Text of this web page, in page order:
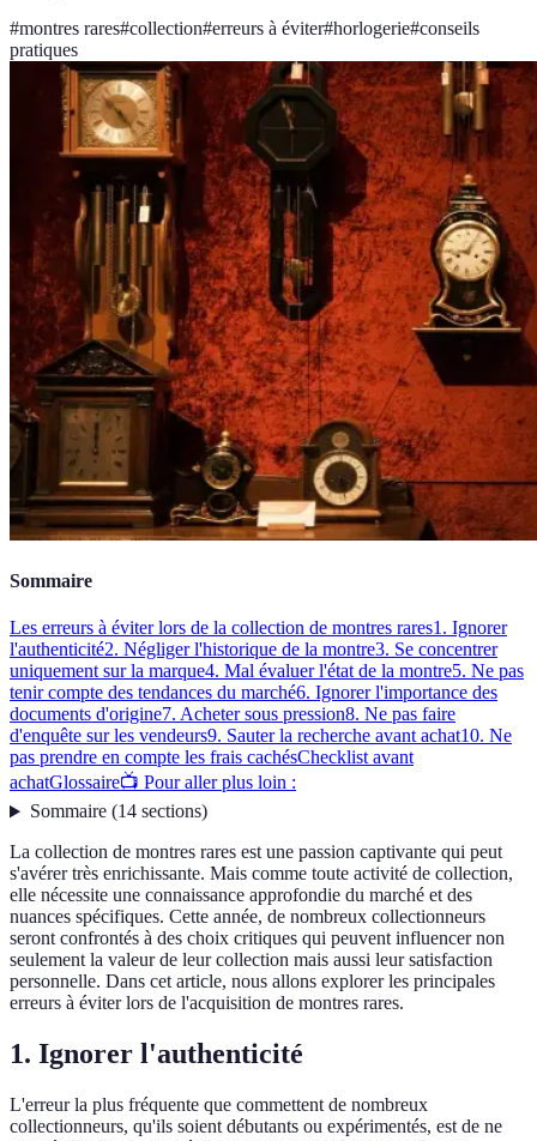
#montres rares#collection#erreurs à éviter#horlogerie#conseils
pratiques
Sommaire
Les erreurs à éviter lors de la collection de montres rares1. Ignorer
l'authenticité2. Négliger l'historique de la montre3. Se concentrer
uniquement sur la marque4. Mal évaluer l'état de la montre5. Ne pas
tenir compte des tendances du marché6. Ignorer l'importance des
documents d'origine7. Acheter sous pression8. Ne pas faire
d'enquête sur les vendeurs9. Sauter la recherche avant achat10. Ne
pas prendre en compte les frais cachésChecklist avant
achatGlossaire📺 Pour aller plus loin :
Sommaire(14 sections)
La collection de montres rares est une passion captivante qui peut
s'avérer très enrichissante. Mais comme toute activité de collection,
elle nécessite une connaissance approfondie du marché et des
nuances spécifiques. Cette année, de nombreux collectionneurs
seront confrontés à des choix critiques qui peuvent influencer non
seulement la valeur de leur collection mais aussi leur satisfaction
personnelle. Dans cet article, nous allons explorer les principales
erreurs à éviter lors de l'acquisition de montres rares.
1. Ignorer l'authenticité
L'erreur la plus fréquente que commettent de nombreux
collectionneurs, qu'ils soient débutants ou expérimentés, est de ne